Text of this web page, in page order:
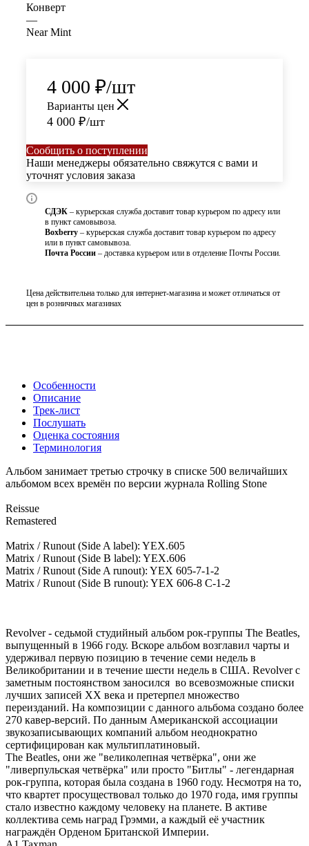
Конверт
—
Near Mint
4 000 ₽/шт
Варианты цен
4 000 ₽/шт
Сообщить о поступлении
Наши менеджеры обязательно свяжутся с вами и
уточнят условия заказа
СДЭК – курьерская служба доставит товар курьером по адресу или
в пункт самовывоза.
Boxberry – курьерская служба доставит товар курьером по адресу
или в пункт самовывоза.
Почта России – доставка курьером или в отделение Почты России.
Цена действительна только для интернет-магазина и может отличаться от
цен в розничных магазинах
Особенности
Описание
Трек-лист
Послушать
Оценка состояния
Терминология
Альбом занимает третью строчку в списке 500 величайших
альбомом всех времён по версии журнала Rolling Stone
Reissue
Remastered
Matrix / Runout (Side A label): YEX.605
Matrix / Runout (Side B label): YEX.606
Matrix / Runout (Side A runout): YEX 605-7-1-2
Matrix / Runout (Side B runout): YEX 606-8 C-1-2
Revolver - седьмой студийный альбом рок-группы The Beatles,
выпущенный в 1966 году. Вскоре альбом возглавил чарты и
удерживал первую позицию в течение семи недель в
Великобритании и в течение шести недель в США. Revolver с
заметным постоянством заносился во всевозможные списки
лучших записей XX века и претерпел множество
переизданий. На композиции с данного альбома создано более
270 кавер-версий. По данным Американской ассоциации
звукозаписывающих компаний альбом неоднократно
сертифицирован как мультиплатиновый.
The Beatles, они же "великолепная четвёрка", они же
"ливерпульская четвёрка" или просто "Битлы" - легендарная
рок-группа, которая была создана в 1960 году. Несмотря на то,
что квартет просуществовал только до 1970 года, имя группы
стало известно каждому человеку на планете. В активе
коллектива семь наград Грэмми, а каждый её участник
награждён Орденом Британской Империи.